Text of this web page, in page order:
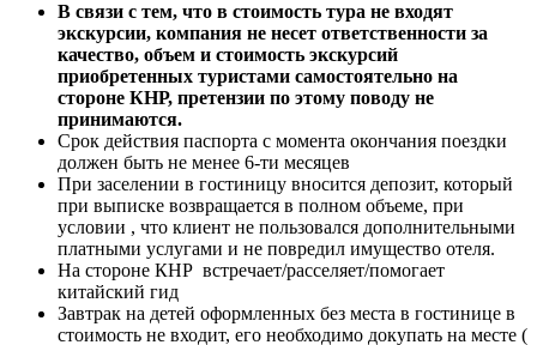
В связи с тем, что в стоимость тура не входят
экскурсии, компания не несет ответственности за
качество, объем и стоимость экскурсий
приобретенных туристами самостоятельно на
стороне КНР, претензии по этому поводу не
принимаются.
Срок действия паспорта с момента окончания поездки
должен быть не менее 6-ти месяцев
При заселении в гостиницу вносится депозит, который
при выписке возвращается в полном объеме, при
условии , что клиент не пользовался дополнительными
платными услугами и не повредил имущество отеля.
На стороне КНР встречает/расселяет/помогает
китайский гид
Завтрак на детей оформленных без места в гостинице в
стоимость не входит, его необходимо докупать на месте (